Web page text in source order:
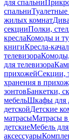
для спальни
спальниТуалетные
жилых комнат
секцииПолки,
креслаКомоды и
книгиКресла-
телевизора
для телевизора
прихожейСекции,
хранения в
зонтовБанкетки,
мебельШкафы для
детскойДетские
матрасыМатрасы в
детскиеМебель для
аксессуары